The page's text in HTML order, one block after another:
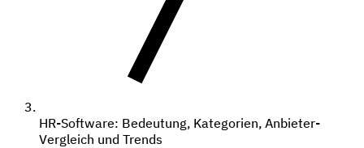
HR-Software: Bedeutung, Kategorien, Anbieter-
Vergleich und Trends